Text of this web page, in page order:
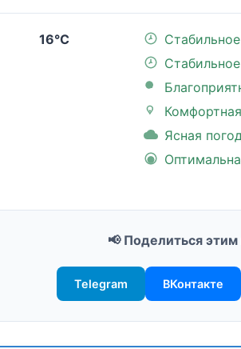
16°C
Ясная
📢 Поделиться этим
Telegram ВКонтакте